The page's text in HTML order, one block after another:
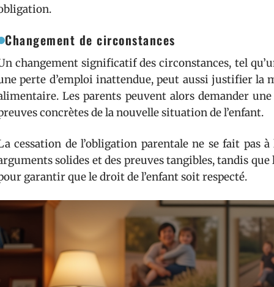
Changement de circonstances
changement significatif des circonstances, tel
perte d’emploi inattendue, peut aussi justifier la
Les parents peuvent alors demander
concrètes de la nouvelle situation de l’enfant.
cessation de l’obligation parentale ne se fait pas
solides et des preuves tangibles, tandis
garantir que le droit de l’enfant soit respecté.